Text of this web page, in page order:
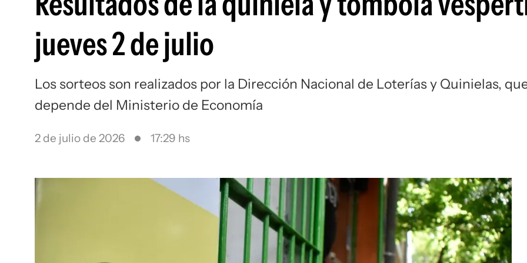
jueves 2 de julio
Los sorteos son realizados por la Dirección Nacional de Loterías y Quinielas,
depende del Ministerio de Economía
2 de julio de 2026 17:29 hs